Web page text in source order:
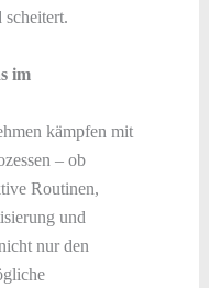
im
kämpfen mit
– ob
Routinen,
und
nur den